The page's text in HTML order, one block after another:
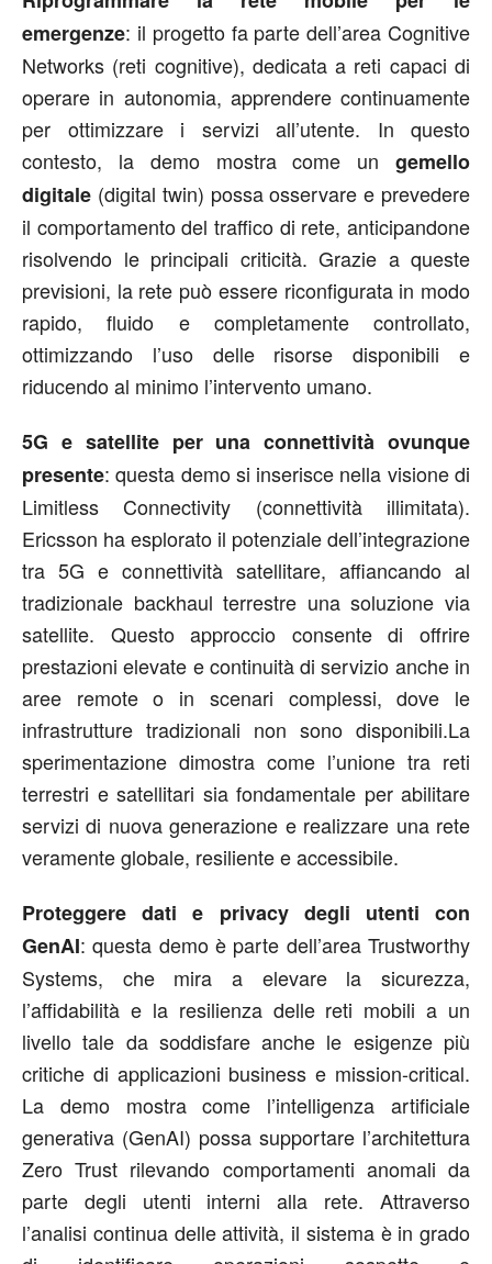
emergenze: il progetto fa parte dell’area Cognitive
Networks (reti cognitive), dedicata a reti capaci di
operare in autonomia, apprendere continuamente
per ottimizzare i servizi all’utente. In questo
contesto, la demo mostra come un gemello
digitale (digital twin) possa osservare e prevedere
il comportamento del traffico di rete, anticipandone
risolvendo le principali criticità. Grazie a queste
previsioni, la rete può essere riconfigurata in modo
rapido, fluido e completamente controllato,
ottimizzando l’uso delle risorse disponibili e
riducendo al minimo l’intervento umano.
5G e satellite per una connettività ovunque
presente: questa demo si inserisce nella visione di
Limitless Connectivity (connettività illimitata).
Ericsson ha esplorato il potenziale dell’integrazione
tra 5G e connettività satellitare, affiancando al
tradizionale backhaul terrestre una soluzione via
satellite. Questo approccio consente di offrire
prestazioni elevate e continuità di servizio anche in
aree remote o in scenari complessi, dove le
infrastrutture tradizionali non sono disponibili.La
sperimentazione dimostra come l’unione tra reti
terrestri e satellitari sia fondamentale per abilitare
servizi di nuova generazione e realizzare una rete
veramente globale, resiliente e accessibile.
Proteggere dati e privacy degli utenti con
GenAI: questa demo è parte dell’area Trustworthy
Systems, che mira a elevare la sicurezza,
l’affidabilità e la resilienza delle reti mobili a un
livello tale da soddisfare anche le esigenze più
critiche di applicazioni business e mission-critical.
La demo mostra come l’intelligenza artificiale
generativa (GenAI) possa supportare l’architettura
Zero Trust rilevando comportamenti anomali da
parte degli utenti interni alla rete. Attraverso
l’analisi continua delle attività, il sistema è in grado